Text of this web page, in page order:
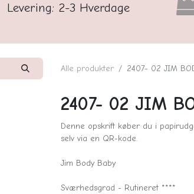
Levering: 2-3 Hverdage
Alle produkter 2407- 02 JIM
2407- 02 JIM
Denne opskrift køber du i
selv via en QR-kode.
Jim Body Baby
Sværhedsgrad - Rutineret ****